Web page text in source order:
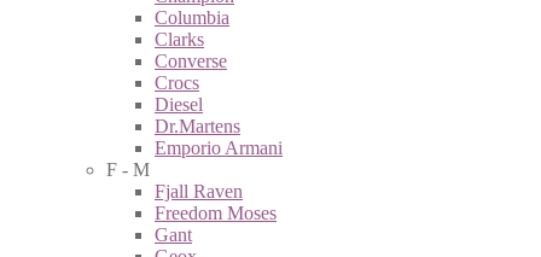
Columbia
Clarks
Converse
Crocs
Diesel
Dr.Martens
Emporio Armani
F - M
Fjall Raven
Freedom Moses
Gant